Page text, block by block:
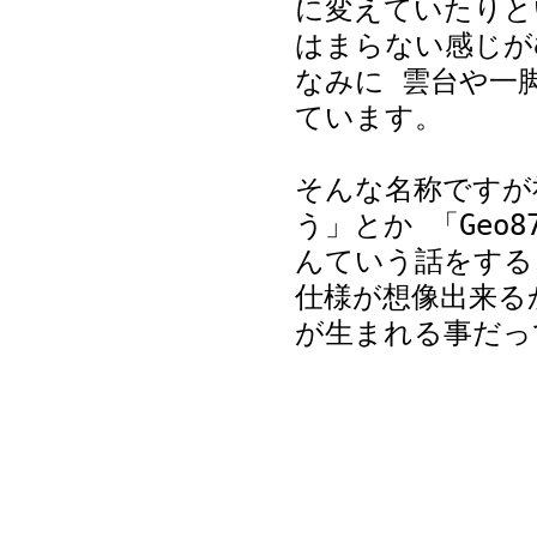
に変えていたり
はまらない感じ
なみに 雲台や一
ています。
そんな名称です
う」とか 「
んていう話をす
仕様が想像出来
が生まれる事だ